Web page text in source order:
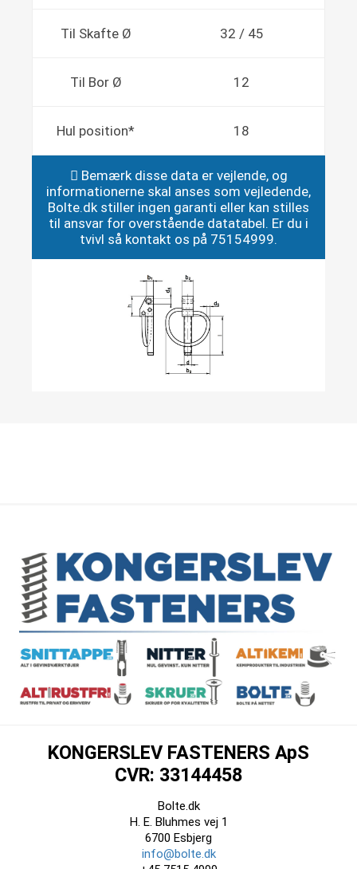
Til Skafte Ø 32 / 45
Til Bor Ø 12
Hul position* 18
Bemærk disse data er vejlende, og
informationerne skal anses som vejledende,
Bolte.dk stiller ingen garanti eller kan stilles
til ansvar for overstående datatabel. Er du i
tvivl så kontakt os på 75154999.
KONGERSLEV FASTENERS ApS
CVR: 33144458
Bolte.dk
H. E. Bluhmes vej 1
6700 Esbjerg
info@bolte.dk